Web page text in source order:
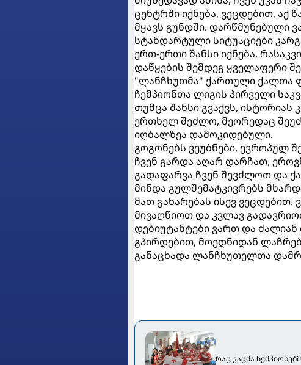
ცენტრში იქნება, ვეცდებით,
მყავს გუნდში. დარწმუნებული
სტანდარტული სიტუაციები
ერთ-ერთი შანსი იქნება.
დაწყების შემდეგ ყველაფერი
"ლანჩხუთმა" ქართული ქალთა
ჩემპიონთა ლიგის პირველი
თუმცა შანსი გვაქვს,
ერთხელ შეძლო, მეორედაც
იღბალზეა დამოკიდებული.
გოგონებს ვეუბნები, ევროპულ
ჩვენ გარდა აღარ დარჩათ,
გადაფარვა ჩვენ შევძლოთ და
მინდა გულშემატკივრებს
მათ გახარებას ისევ
მივაღწიოთ და კვლავ
დებიუტანტები ვართ და
გპირდებით, მოედნიდან
განაცხადა ლანჩხუთელთა
რაც კაცმა